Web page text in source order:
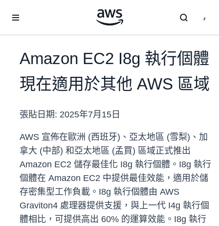
Amazon EC2 I8g 執行個體
現在適用於其他 AWS 區域
張貼日期: 2025年7月15日
AWS 宣佈在歐洲 (西班牙)、亞太地區 (雪梨)、加
拿大 (中部) 和亞太地區 (孟買) 區域正式推出
Amazon EC2 儲存最佳化 I8g 執行個體。I8g 執行
個體在 Amazon EC2 中提供最佳效能，適用於儲
存密集型工作負載。I8g 執行個體由 AWS
Graviton4 處理器提供支援，與上一代 I4g 執行個
體相比，可提供高出 60% 的運算效能。I8g 執行